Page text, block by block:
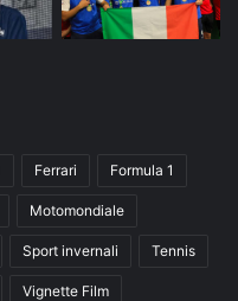
Ferrari Formula 1
Motomondiale
Sport invernali Tennis
Vignette Film